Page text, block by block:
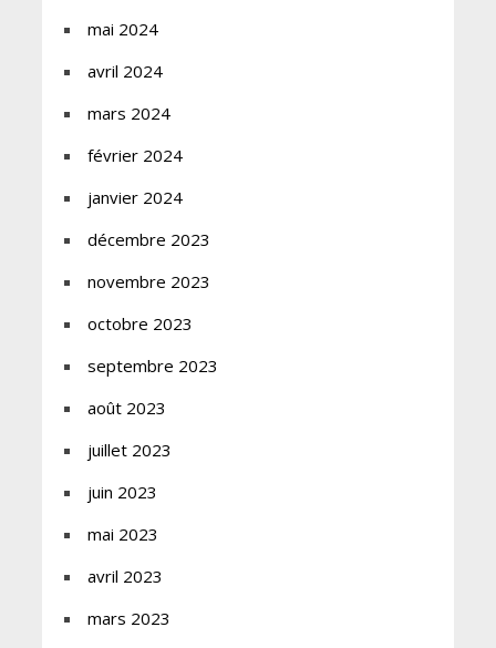
mai 2024
avril 2024
mars 2024
février 2024
janvier 2024
décembre 2023
novembre 2023
octobre 2023
septembre 2023
août 2023
juillet 2023
juin 2023
mai 2023
avril 2023
mars 2023